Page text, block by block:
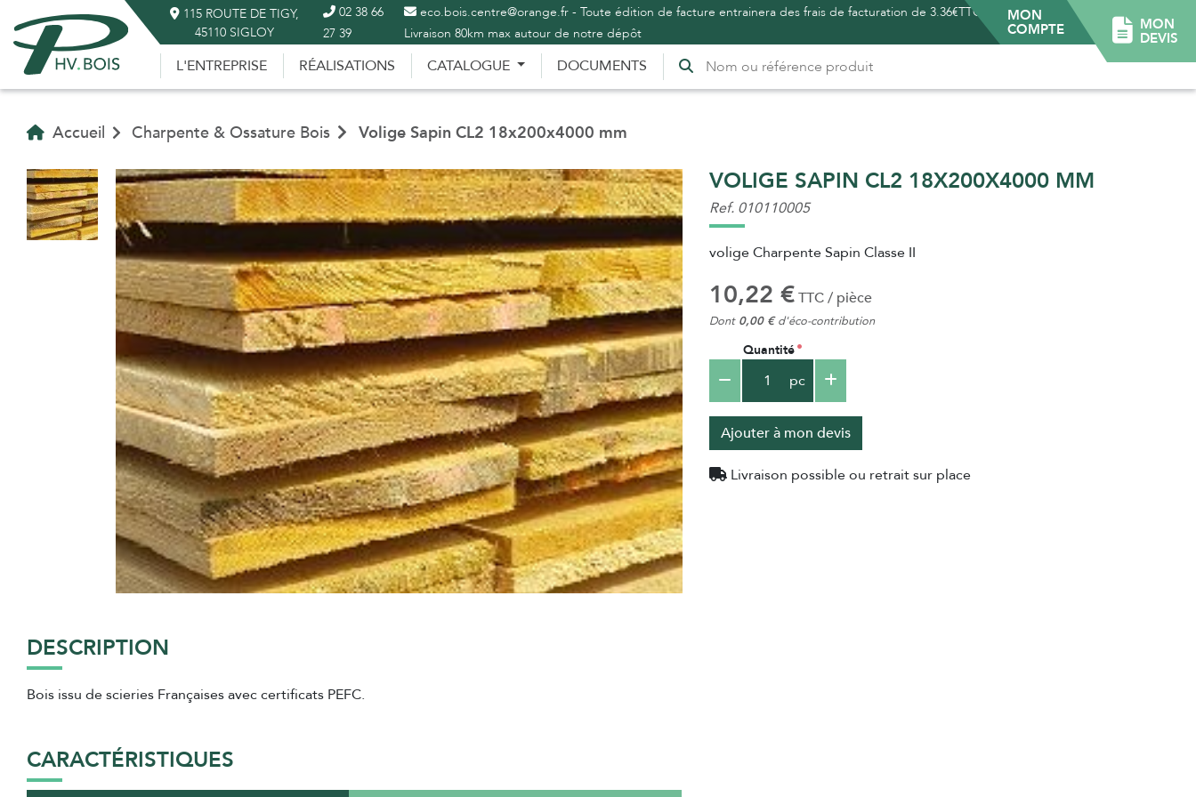
115 ROUTE DE TIGY,
45110 SIGLOY
02 38 66
27 39
eco.bois.centre@orange.fr - Toute édition de facture entrainera des frais de facturation de 3.36€TTC -
Livraison 80km max autour de notre dépôt
MON
COMPTE
MON
DEVIS
L'ENTREPRISE RÉALISATIONS CATALOGUE DOCUMENTS
Accueil Charpente & Ossature Bois Volige Sapin CL2 18x200x4000 mm
DESCRIPTION
Bois issu de scieries Françaises avec certificats PEFC.
CARACTÉRISTIQUES
VOLIGE SAPIN CL2 18X200X4000 MM
Ref. 010110005
volige Charpente Sapin Classe II
10,22 € TTC / pièce
Dont 0,00 €d'éco-contribution
Quantité
pc
Ajouter à mon devis
Livraison possible ou retrait sur place